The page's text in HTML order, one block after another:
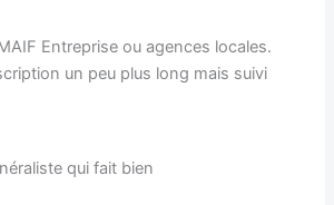
Entreprise ou agences locales.
un peu plus long mais suivi
qui fait bien